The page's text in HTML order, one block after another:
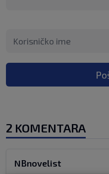
2 KOMENTARA
NBnovelist